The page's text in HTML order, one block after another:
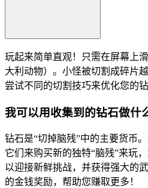
玩起来简单直观！只需在屏幕上
大利动物）。小怪被切割成碎片
尝试不同的切割技巧来优化您的钻
我可以用收集到的钻石做什
钻石是“切掉脑残”中的主要货币
它们来购买新的独特“脑残”来玩
以迎接新鲜挑战，并获得强大的
的金钱奖励，帮助您赚取更多！